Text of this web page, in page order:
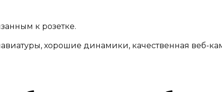
к розетке.
хорошие динамики, качественная веб-